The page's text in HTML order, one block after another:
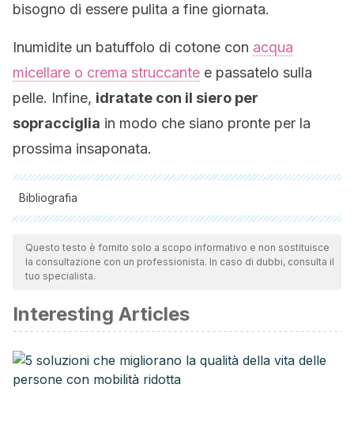
bisogno di essere pulita a fine giornata.
Inumidite un batuffolo di cotone con acqua
micellare o crema struccante e passatelo sulla
pelle. Infine, idratate con il siero per
sopracciglia in modo che siano pronte per la
prossima insaponata.
Bibliografia
Tutte le fonti citate sono state esaminate a fondo dal nostro
team per garantirne la qualità, l'affidabilità, l'attualità e la
validità. La bibliografia di questo articolo è stata considerata
Barrera Fernández de Córdova J. Estudio de factibilidad
para la producción, comercialización y exportación de
jabones artesanales de glicerina a los Estados Unidos.
Universidad Católica de Santiago de Guayaquil. Ecuador;
Questo testo è fornito solo a scopo informativo e non sostituisce
la consultazione con un professionista. In caso di dubbi, consulta il
tuo specialista.
Interesting Articles